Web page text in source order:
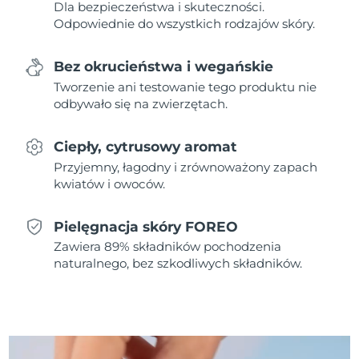
Dla bezpieczeństwa i skuteczności.
Odpowiednie do wszystkich rodzajów skóry.
Bez okrucieństwa i wegańskie
Tworzenie ani testowanie tego produktu nie
odbywało się na zwierzętach.
Ciepły, cytrusowy aromat
Przyjemny, łagodny i zrównoważony zapach
kwiatów i owoców.
Pielęgnacja skóry FOREO
Zawiera 89% składników pochodzenia
naturalnego, bez szkodliwych składników.
Oczekiwany czas dostawy
Nowa Zelandia
Oczekiwany czas dostawy
8/11/26
Norwegia
Oman
Oczekiwany czas dostawy
Filipiny
Oczekiwany czas dostawy
Oczekiwany czas dostawy
8/11/26